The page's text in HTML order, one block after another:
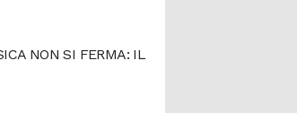
NON SI FERMA: IL